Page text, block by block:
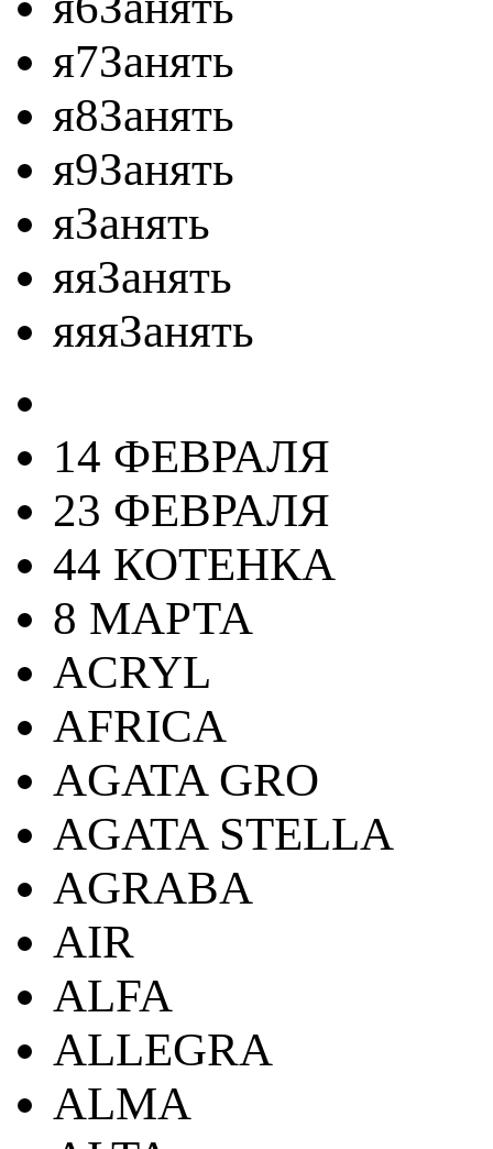
я7Занять
я8Занять
я9Занять
яЗанять
яяЗанять
яяяЗанять
14 ФЕВРАЛЯ
23 ФЕВРАЛЯ
44 КОТЕНКА
8 МАРТА
ACRYL
AFRICA
AGATA GRO
AGATA STELLA
AGRABA
AIR
ALFA
ALLEGRA
ALMA